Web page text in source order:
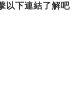
下連結了解吧